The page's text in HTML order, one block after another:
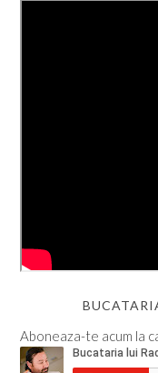
Aboneaza-te acum la